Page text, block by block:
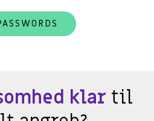
klar til